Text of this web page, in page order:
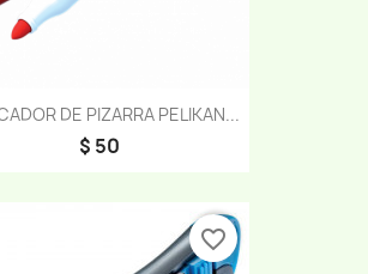
DE PIZARRA PELIKAN...
$ 50
favorite_border